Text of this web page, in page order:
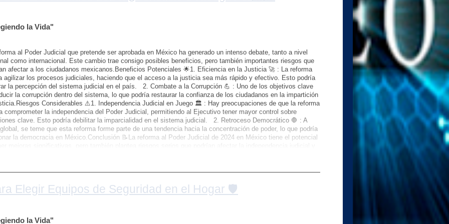
de terceros a tu dispositivo. Si necesitas usar una red pública, considera utilizar una VPN (Red Privada
moviles)Google Seguridad: [Proteger tu privacidad](https://safety.google/security/privacy/)Mantén tu
la ciber seguridad en México.https://whatsapp.com/channel/0029Vaf5hKPHVvTcwQUhAb3HSomos
"Protegiendo la Vida" 🚨😉🤗
la Vida"
al Poder Judicial que pretende ser aprobada en México ha generado un intenso debate, tanto a nivel
como internacional. Este cambio trae consigo posibles beneficios, pero también importantes riesgos que
afectar a los ciudadanos mexicanos.Beneficios Potenciales 🌟1. Eficiencia en la Justicia 🚀 : La reforma
agilizar los procesos judiciales, haciendo que el acceso a la justicia sea más rápido y efectivo. Esto podría
la percepción del sistema judicial en el país. 2. Combate a la Corrupción 💪 : Uno de los objetivos clave
la corrupción dentro del sistema, lo que podría restaurar la confianza de los ciudadanos en la impartición
Considerables ⚠️1. Independencia Judicial en Juego 🏛️ : Hay preocupaciones de que la reforma
comprometer la independencia del Poder Judicial, permitiendo al Ejecutivo tener mayor control sobre
clave. Esto podría debilitar la imparcialidad en el sistema judicial. 2. Retroceso Democrático 🛑 : A
se teme que esta reforma forme parte de una tendencia hacia la concentración de poder, lo que podría
la democracia en México.Conclusión 📝La reforma al Poder Judicial de 2024 en México tiene el potencial
en México.- Debates internacionales sobre la concentración de poder en sistemas judiciales. - Impacto
destacando tanto los aspectos positivos como las preocupaciones a nivel nacional e internacional.Si te
de interés suscríbete a nuestro canal de WhatsApp para recibir de primera mano nuestras aportaciones,
Elegir Equipos de Seguridad en el Hogar 🛡️
la Vida"